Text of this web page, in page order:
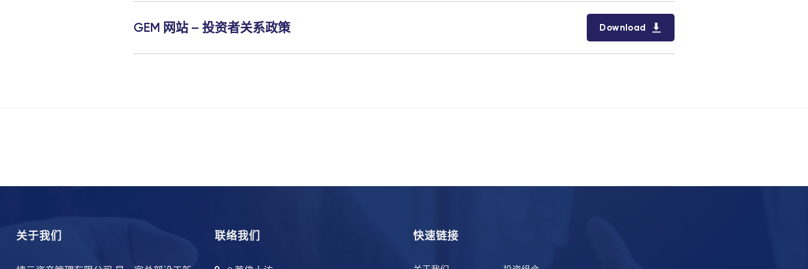
GEM 网站 – 投资者关系政策 Download
关于我们 联络我们 快速链接